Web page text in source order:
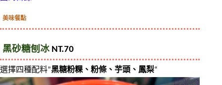
美味餐點
黑砂糖刨冰 NT.70
選擇四種配料”黑糖粉粿、粉條、芋頭、鳳梨“